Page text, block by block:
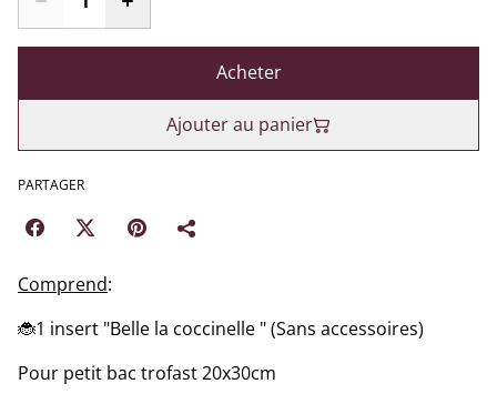
Acheter
Ajouter au panier
PARTAGER
Comprend:
🐞1 insert "Belle la coccinelle " (Sans accessoires)
Pour petit bac trofast 20x30cm